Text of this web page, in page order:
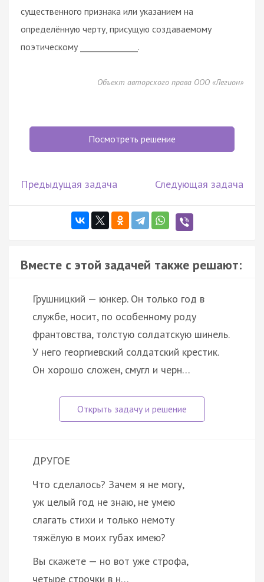
существенного признака или указанием на
определённую черту, присущую создаваемому
поэтическому ______________.
Объект авторского права ООО «Легион»
Посмотреть решение
Предыдущая задача Следующая задача
Вместе с этой задачей также решают:
Грушницкий — юнкер. Он только год в
службе, носит, по особенному роду
франтовства, толстую солдатскую шинель.
У него георгиевский солдатский крестик.
Он хорошо сложен, смугл и черн…
ДРУГОЕ
Что сделалось? Зачем я не могу,
уж целый год не знаю, не умею
слагать стихи и только немоту
тяжёлую в моих губах имею?
Вы скажете — но вот уже строфа,
четыре строчки в н…